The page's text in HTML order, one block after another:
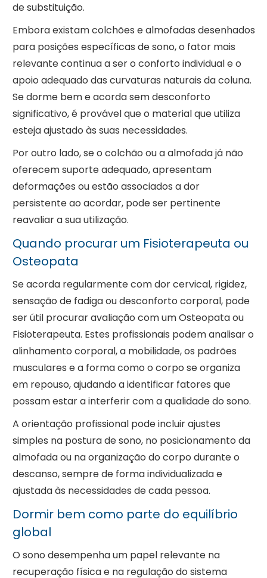
de substituição.
Embora existam colchões e almofadas desenhados
para posições específicas de sono, o fator mais
relevante continua a ser o conforto individual e o
apoio adequado das curvaturas naturais da coluna.
Se dorme bem e acorda sem desconforto
significativo, é provável que o material que utiliza
esteja ajustado às suas necessidades.
Por outro lado, se o colchão ou a almofada já não
oferecem suporte adequado, apresentam
deformações ou estão associados a dor
persistente ao acordar, pode ser pertinente
reavaliar a sua utilização.
Quando procurar um Fisioterapeuta ou
Osteopata
Se acorda regularmente com dor cervical, rigidez,
sensação de fadiga ou desconforto corporal, pode
ser útil procurar avaliação com um Osteopata ou
Fisioterapeuta. Estes profissionais podem analisar o
alinhamento corporal, a mobilidade, os padrões
musculares e a forma como o corpo se organiza
em repouso, ajudando a identificar fatores que
possam estar a interferir com a qualidade do sono.
A orientação profissional pode incluir ajustes
simples na postura de sono, no posicionamento da
almofada ou na organização do corpo durante o
descanso, sempre de forma individualizada e
ajustada às necessidades de cada pessoa.
Dormir bem como parte do equilíbrio
global
O sono desempenha um papel relevante na
recuperação física e na regulação do sistema